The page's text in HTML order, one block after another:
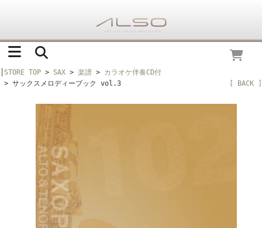
STORE TOP > SAX > 楽譜 > カラオケ伴奏CD付
> サックスメロディーブック vol.3
[ BACK ]